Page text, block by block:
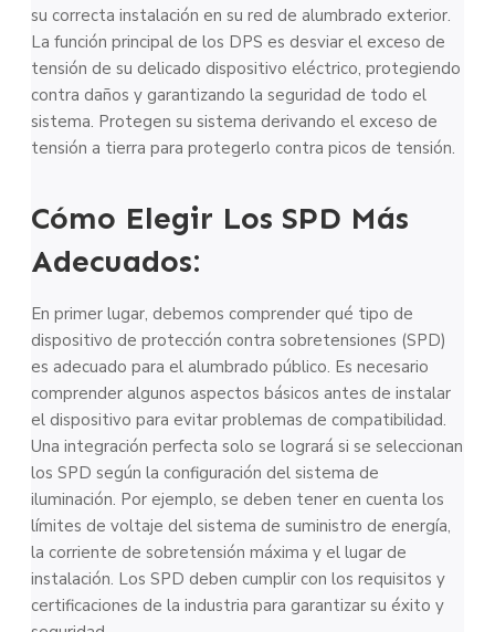
su correcta instalación en su red de alumbrado exterior.
La función principal de los DPS es desviar el exceso de
tensión de su delicado dispositivo eléctrico, protegiendo
contra daños y garantizando la seguridad de todo el
sistema. Protegen su sistema derivando el exceso de
tensión a tierra para protegerlo contra picos de tensión.
Cómo Elegir Los SPD Más
Adecuados:
En primer lugar, debemos comprender qué tipo de
dispositivo de protección contra sobretensiones (SPD)
es adecuado para el alumbrado público. Es necesario
comprender algunos aspectos básicos antes de instalar
el dispositivo para evitar problemas de compatibilidad.
Una integración perfecta solo se logrará si se seleccionan
los SPD según la configuración del sistema de
iluminación. Por ejemplo, se deben tener en cuenta los
límites de voltaje del sistema de suministro de energía,
la corriente de sobretensión máxima y el lugar de
instalación. Los SPD deben cumplir con los requisitos y
certificaciones de la industria para garantizar su éxito y